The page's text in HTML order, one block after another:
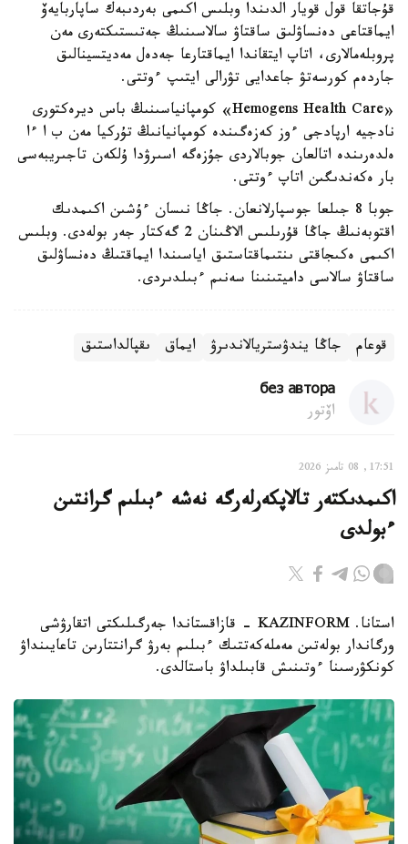
قۇجاتقا قول قويار الدىندا وبلىس اكىمى بەردىبەك ساپاربايەۆ
ايماقتاعى دەنساۋلىق ساقتاۋ سالاسىنىڭ جەتىستىكتەرى مەن
پروبلەمالارى، اتاپ ايتقاندا ايماقتارعا جەدەل مەديتسينالىق
جاردەم كورسەتۋ جاعدايى تۋرالى ايتىپ ءوتتى.
«Hemogens Health Care» كومپانياسىنىڭ باس ديرەكتورى
نادجيە ارپادجى ءوز كەزەگىندە كومپانيانىڭ تۇركيا مەن ب ا ءا
ەلدەرىندە اتالعان جوبالاردى جۇزەگە اسىرۋدا ۇلكەن تاجىريبەسى
بار ەكەندىگىن اتاپ ءوتتى.
جوبا 8 جىلعا جوسپارلانعان. جاڭا نىسان ءۇشىن اكىمدىك
اقتوبەنىڭ جاڭا قۇرىلىس الاڭىنان 2 گەكتار جەر بولەدى. وبلىس
اكىمى ەكىجاقتى ىنتىماقتاستىق اياسىندا ايماقتىڭ دەنساۋلىق
ساقتاۋ سالاسى داميتىنىنا سەنىم ءبىلدىردى.
قوعام جاڭا يندۋستريالاندىرۋ ايماق ىقپالداستىق
без автора
اۆتور
17:51, 08 تامىز 2026
اكىمدىكتەر تالاپكەرلەرگە نەشە ءبىلىم گرانتىن
ءبولدى
استانا. KAZINFORM - قازاقستاندا جەرگىلىكتى اتقارۋشى
ورگاندار بولەتىن مەملەكەتتىك ءبىلىم بەرۋ گرانتتارىن تاعايىنداۋ
كونكۋرسىنا ءوتىنىش قابىلداۋ باستالدى.